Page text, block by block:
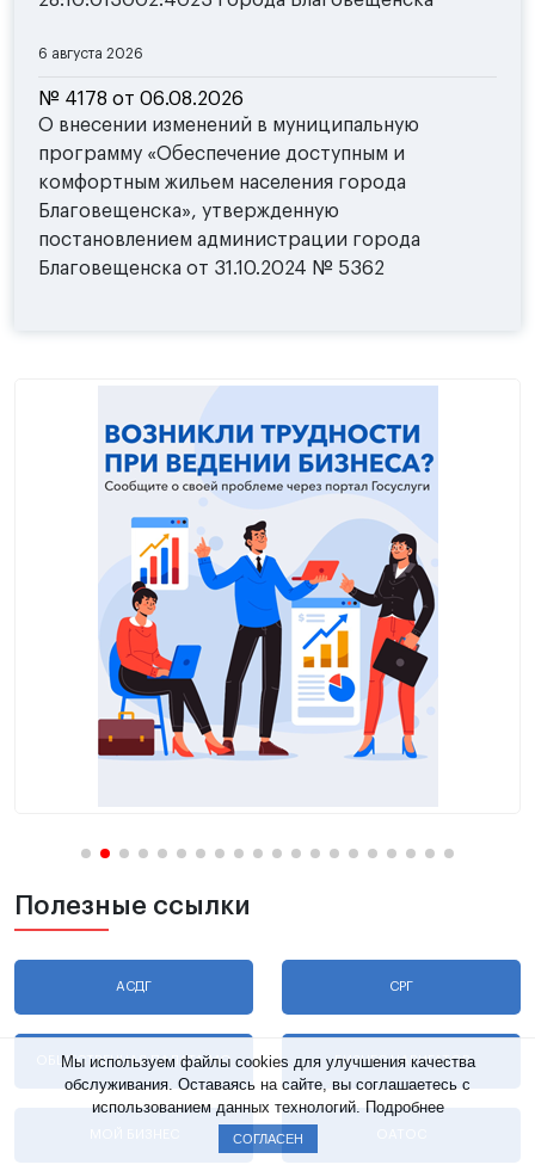
6 августа 2026
№ 4178 от 06.08.2026
О внесении изменений в муниципальную
программу «Обеспечение доступным и
комфортным жильем населения города
Благовещенска», утвержденную
постановлением администрации города
Благовещенска от 31.10.2024 № 5362
Полезные ссылки
АСДГ СРГ
ОБЩЕСТВЕННАЯ ПАЛАТА МО БИЗНЕС НАВИГАТОР
Мы используем файлы cookies для улучшения качества
обслуживания. Оставаясь на сайте, вы соглашаетесь с
использованием данных технологий. Подробнее
СОГЛАСЕН